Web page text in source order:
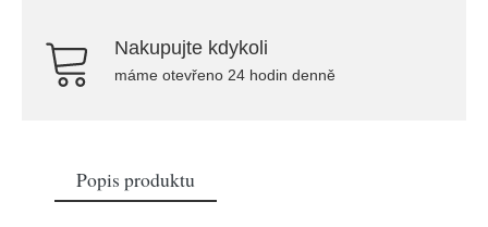
Nakupujte kdykoli
máme otevřeno 24 hodin denně
Popis produktu